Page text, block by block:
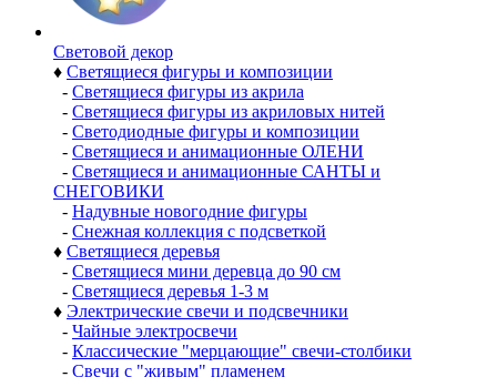
Световой декор
♦ Светящиеся фигуры и композиции
- Светящиеся фигуры из акрила
- Светящиеся фигуры из акриловых нитей
- Светодиодные фигуры и композиции
- Светящиеся и анимационные ОЛЕНИ
- Светящиеся и анимационные САНТЫ и
СНЕГОВИКИ
- Надувные новогодние фигуры
- Снежная коллекция с подсветкой
♦ Светящиеся деревья
- Светящиеся мини деревца до 90 см
- Светящиеся деревья 1-3 м
♦ Электрические свечи и подсвечники
- Чайные электросвечи
- Классические "мерцающие" свечи-столбики
- Свечи с "живым" пламенем